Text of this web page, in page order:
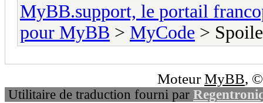
MyBB.support, le portail
pour MyBB > MyCode >
MoteurMyBB,
Utilitaire de traduction fourni par